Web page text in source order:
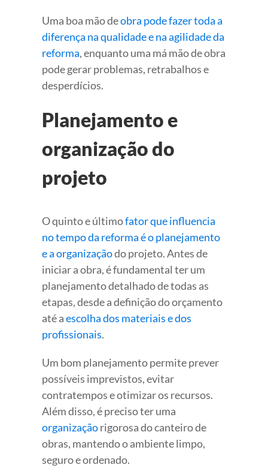
Uma boa mão deobra pode fazer toda a
diferença na qualidade e na agilidade da
reforma, enquanto uma má mão de obra
pode gerar problemas, retrabalhos e
desperdícios.
Planejamento e
organização do
projeto
O quinto e últimofator que influencia
no tempo da reforma é o planejamento
e a organizaçãodo projeto. Antes de
iniciar a obra, é fundamental ter um
planejamento detalhado de todas as
etapas, desde a definição do orçamento
até aescolha dos materiais e dos
profissionais.
Um bom planejamento permite prever
possíveis imprevistos, evitar
contratempos e otimizar os recursos.
Além disso, é preciso ter uma
organizaçãorigorosa do canteiro de
obras, mantendo o ambiente limpo,
seguro e ordenado.